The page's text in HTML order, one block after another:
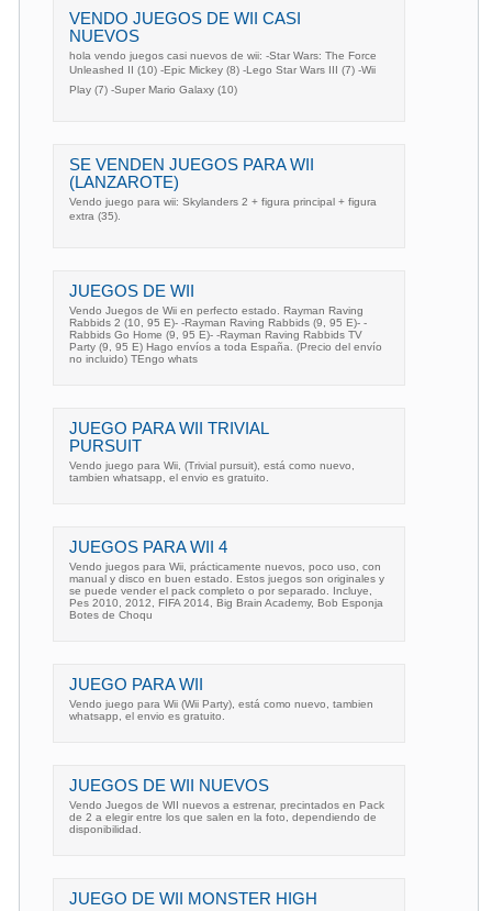
VENDO JUEGOS DE WII CASI
NUEVOS
hola vendo juegos casi nuevos de wii: -Star Wars: The Force
Unleashed II (10) -Epic Mickey (8) -Lego Star Wars III (7) -Wii
Play (7) -Super Mario Galaxy (10)
SE VENDEN JUEGOS PARA WII
(LANZAROTE)
Vendo juego para wii: Skylanders 2 + figura principal + figura
extra (35).
JUEGOS DE WII
Vendo Juegos de Wii en perfecto estado. Rayman Raving
Rabbids 2 (10, 95 E)- -Rayman Raving Rabbids (9, 95 E)- -
Rabbids Go Home (9, 95 E)- -Rayman Raving Rabbids TV
Party (9, 95 E) Hago envíos a toda España. (Precio del envío
no incluido) TEngo whats
JUEGO PARA WII TRIVIAL
PURSUIT
Vendo juego para Wii, (Trivial pursuit), está como nuevo,
tambien whatsapp, el envio es gratuito.
JUEGOS PARA WII 4
Vendo juegos para Wii, prácticamente nuevos, poco uso, con
manual y disco en buen estado. Estos juegos son originales y
se puede vender el pack completo o por separado. Incluye,
Pes 2010, 2012, FIFA 2014, Big Brain Academy, Bob Esponja
Botes de Choqu
JUEGO PARA WII
Vendo juego para Wii (Wii Party), está como nuevo, tambien
whatsapp, el envio es gratuito.
JUEGOS DE WII NUEVOS
Vendo Juegos de WII nuevos a estrenar, precintados en Pack
de 2 a elegir entre los que salen en la foto, dependiendo de
disponibilidad.
JUEGO DE WII MONSTER HIGH